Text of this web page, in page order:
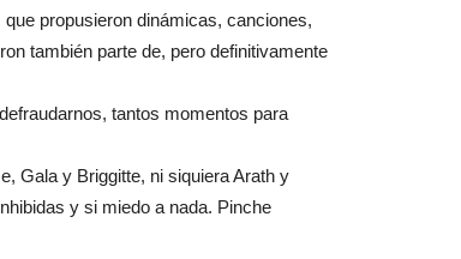
propusieron dinámicas, canciones,
también parte de, pero definitivamente
tantos momentos para
Gala y Briggitte, ni siquiera Arath y
y si miedo a nada. Pinche